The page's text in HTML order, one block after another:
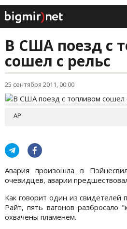
В США поезд с
сошел с рельс
25 сентября 2011, 00:00
АР
Авария произошла в
очевидцев, аварии
Как говорит один из
Райт, пять вагонов разбросало
охвачены пламенем.